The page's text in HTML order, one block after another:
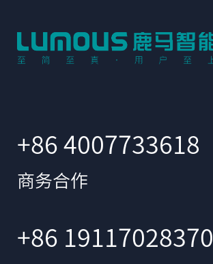
+86 4007733618
商务合作
+86 19117028370